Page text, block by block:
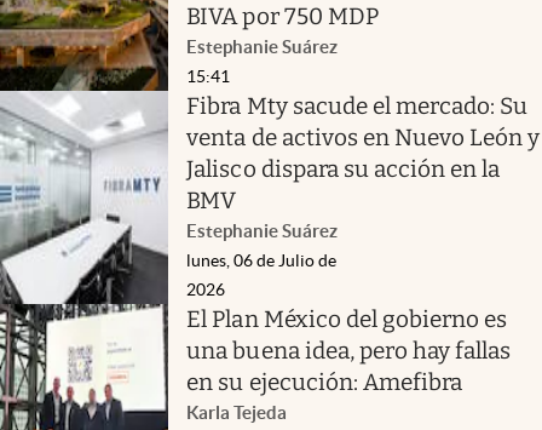
BIVA por 750 MDP
Estephanie Suárez
15:41
Fibra Mty sacude el mercado: Su
venta de activos en Nuevo León y
Jalisco dispara su acción en la
BMV
Estephanie Suárez
lunes, 06 de Julio de
2026
El Plan México del gobierno es
una buena idea, pero hay fallas
en su ejecución: Amefibra
Karla Tejeda